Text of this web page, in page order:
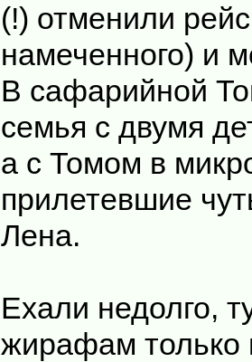
(!) отменили
намеченного) и
В сафарийной
семья с двумя
а с Томом в
прилетевшие
Лена.
Ехали недолго,
жирафам только